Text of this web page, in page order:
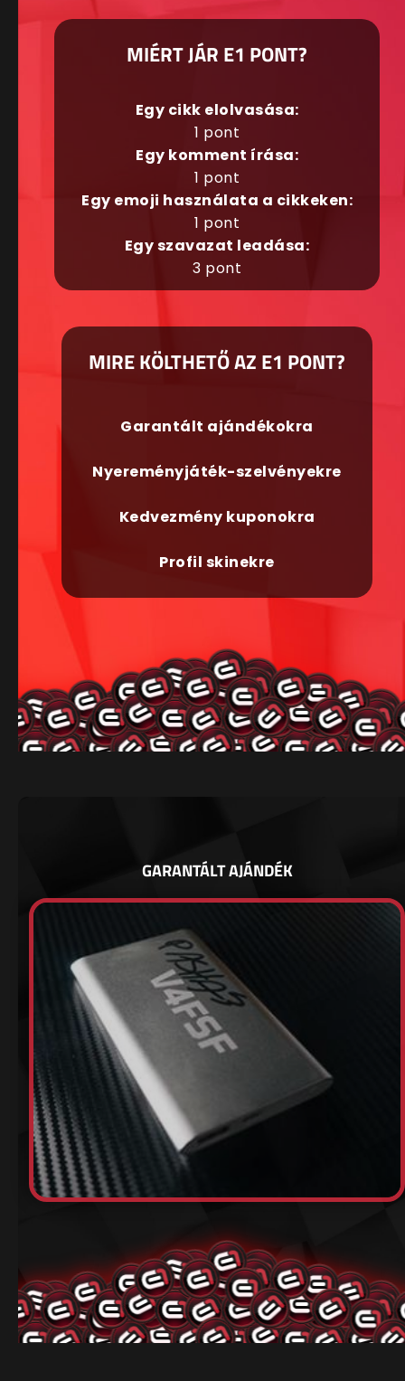
MIÉRT JÁR E1 PONT?
Egy cikk elolvasása:
1 pont
Egy komment írása:
1 pont
Egy emoji használata a cikkeken:
1 pont
Egy szavazat leadása:
3 pont
MIRE KÖLTHETŐ AZ E1 PONT?
Garantált ajándékokra
Nyereményjáték-szelvényekre
Kedvezmény kuponokra
Profil skinekre
GARANTÁLT AJÁNDÉK